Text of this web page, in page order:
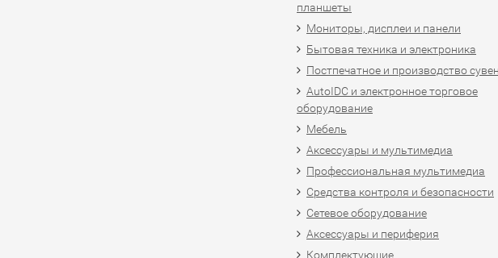
планшеты
Мониторы, дисплеи и панели
Бытовая техника и электроника
Постпечатное и производство
AutoIDC и электронное торговое
оборудование
Мебель
Аксессуары и мультимедиа
Профессиональная мультимедиа
Средства контроля и безопасности
Сетевое оборудование
Аксессуары и периферия
Комплектующие